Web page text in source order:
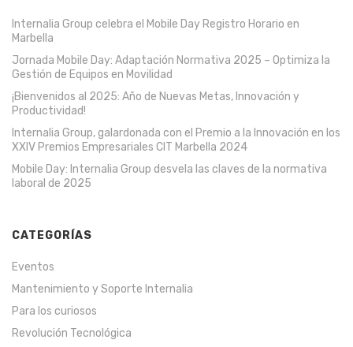
Internalia Group celebra el Mobile Day Registro Horario en
Marbella
Jornada Mobile Day: Adaptación Normativa 2025 – Optimiza la
Gestión de Equipos en Movilidad
¡Bienvenidos al 2025: Año de Nuevas Metas, Innovación y
Productividad!
Internalia Group, galardonada con el Premio a la Innovación en los
XXIV Premios Empresariales CIT Marbella 2024
Mobile Day: Internalia Group desvela las claves de la normativa
laboral de 2025
CATEGORÍAS
Eventos
Mantenimiento y Soporte Internalia
Para los curiosos
Revolución Tecnológica